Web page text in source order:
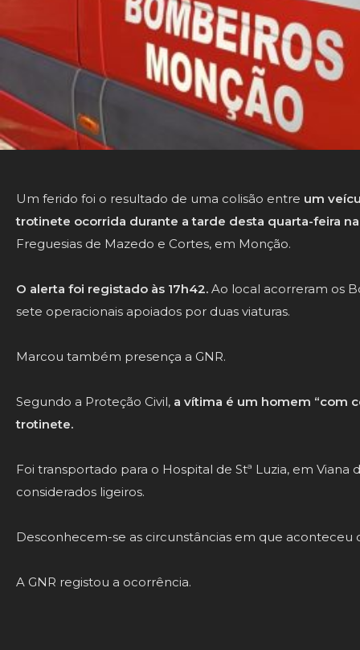
Um ferido foi o resultado de uma colisão entre um
trotinete ocorrida durante a tarde desta quarta-feira na
Freguesias de Mazedo e Cortes, em Monção.
O alerta foi registado às 17h42. Ao local acorreram os
sete operacionais apoiados por duas viaturas.
Marcou também presença a GNR.
Segundo a Proteção Civil, a vítima é um homem “com
trotinete.
Foi transportado para o Hospital de Stª Luzia, em Viana
considerados ligeiros.
Desconhecem-se as circunstâncias em que aconteceu
A GNR registou a ocorrência.